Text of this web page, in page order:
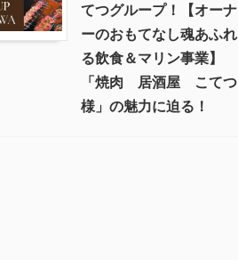
てつグループ！【オーナ
ーのおもてなし魂あふれ
る飲食＆マリン事業】
「焼肉 居酒屋 こてつ
様」の魅力に迫る！